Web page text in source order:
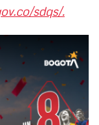
sdqs/.